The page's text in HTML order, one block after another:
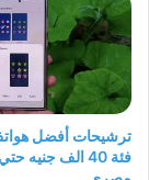
ترشيحات أفضل